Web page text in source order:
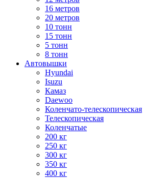
16 метров
20 метров
10 тонн
15 тонн
5 тонн
8 тонн
Автовышки
Hyundai
Isuzu
Камаз
Daewoo
Коленчато-телескопическая
Телескопическая
Коленчатые
200 кг
250 кг
300 кг
350 кг
400 кг